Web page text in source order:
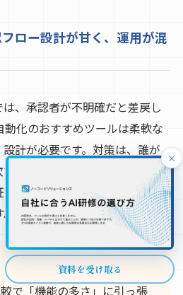
ロー設計が甘く、運用が混
、承認者が不明確だと差戻し
化のおすすめツールは柔軟な
計が必要です。対策は、誰が
締めるか、例外承認は誰かを
ることです。
「承認が滞らな
で「機能の多さ」に引っ張
×
資料を受け取る